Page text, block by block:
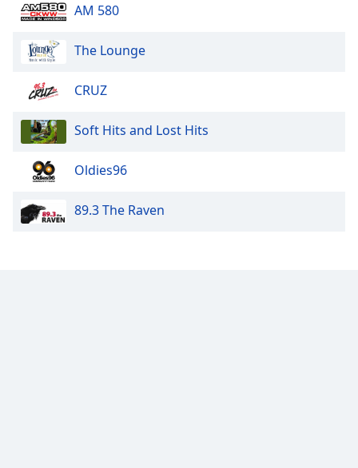
AM 580
The Lounge
CRUZ
Soft Hits and Lost Hits
Oldies96
89.3 The Raven